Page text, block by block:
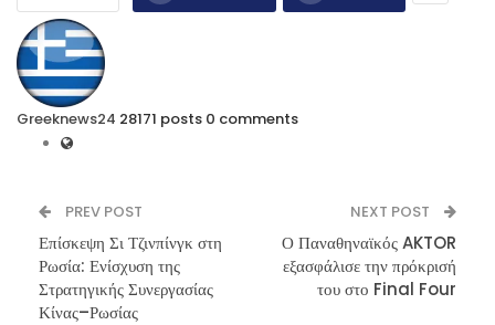
Greeknews24 28171 posts 0 comments
PREV POST
Επίσκεψη Σι Τζινπίνγκ στη
Ρωσία: Ενίσχυση της
Στρατηγικής Συνεργασίας
Κίνας–Ρωσίας
NEXT POST
Ο Παναθηναϊκός AKTOR
εξασφάλισε την πρόκρισή
του στο Final Four